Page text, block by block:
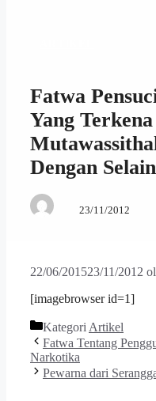
Fatwa
Yang
Dengan
23/11/2012
22/06/201523/11/2012
[imagebrowser id=1]
Kategori Artikel
Fatwa Tentang
Narkotika
Pewarna dari